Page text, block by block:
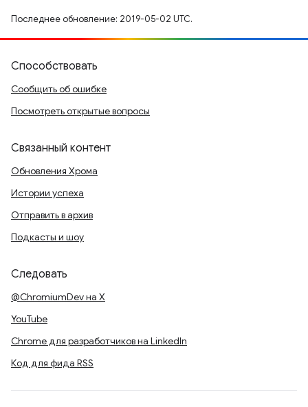
Последнее обновление: 2019-05-02 UTC.
Способствовать
Сообщить об ошибке
Посмотреть открытые вопросы
Связанный контент
Обновления Хрома
Истории успеха
Отправить в архив
Подкасты и шоу
Следовать
@ChromiumDev на X
YouTube
Chrome для разработчиков на LinkedIn
Код для фида RSS